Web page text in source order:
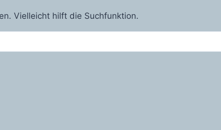
Vielleicht hilft die Suchfunktion.